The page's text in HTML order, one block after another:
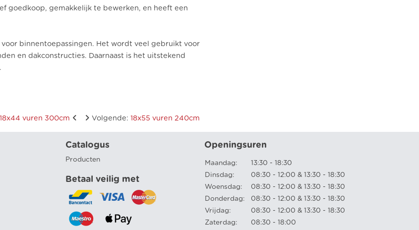
goedkoop, gemakkelijk te bewerken, en heeft een
binnentoepassingen. Het wordt veel gebruikt voor
en dakconstructies. Daarnaast is het uitstekend
18x44 vuren 300cm Volgende:18x55 vuren 240cm
Catalogus
Producten
Betaal veilig met
Openingsuren
Maandag:
13:30 - 18:30
Dinsdag:
08:30 - 12:00 & 13:30 - 18:30
Woensdag:
08:30 - 12:00 & 13:30 - 18:30
Donderdag:
08:30 - 12:00 & 13:30 - 18:30
Vrijdag:
08:30 - 12:00 & 13:30 - 18:30
Zaterdag:
08:30 - 18:00